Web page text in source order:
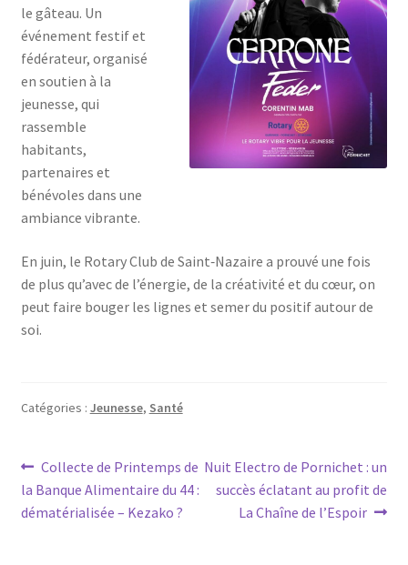
le gâteau. Un
événement festif et
fédérateur, organisé
en soutien à la
jeunesse, qui
rassemble
habitants,
partenaires et
bénévoles dans une
ambiance vibrante.
En juin, le Rotary Club de Saint‑Nazaire a prouvé une fois
de plus qu’avec de l’énergie, de la créativité et du cœur, on
peut faire bouger les lignes et semer du positif autour de
soi.
Catégories : Jeunesse, Santé
Navigation
de
Article
précédent :
Collecte de Printemps de
la Banque Alimentaire du 44 :
dématérialisée – Kezako ?
Article
suivant :
Nuit Electro de Pornichet : un
succès éclatant au profit de
La Chaîne de l’Espoir